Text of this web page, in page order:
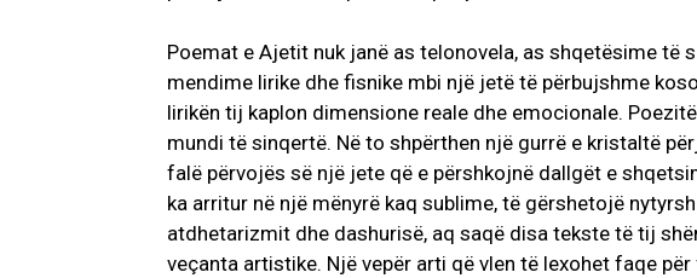
Poemat e Ajetit nuk janë as telonovela, as shqetësime të
mendime lirike dhe fisnike mbi një jetë të përbujshme
lirikën tij kaplon dimensione reale dhe emocionale.
mundi të sinqertë. Në to shpërthen një gurrë e kristaltë
falë përvojës së një jete që e përshkojnë dallgët e
ka arritur në një mënyrë kaq sublime, të gërshetojë
atdhetarizmit dhe dashurisë, aq saqë disa tekste të tij
veçanta artistike. Një vepër arti që vlen të lexohet faqe